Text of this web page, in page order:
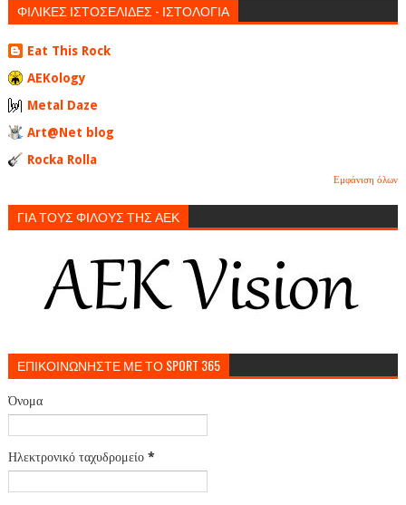
ΦΙΛΙΚΕΣ ΙΣΤΟΣΕΛΙΔΕΣ - ΙΣΤΟΛΟΓΙΑ
Eat This Rock
AEKology
Metal Daze
Art@Net blog
Rocka Rolla
Εμφάνιση όλων
ΓΙΑ ΤΟΥΣ ΦΙΛΟΥΣ ΤΗΣ ΑΕΚ
ΕΠΙΚΟΙΝΩΝΗΣΤΕ ΜΕ ΤΟ SPORT 365
Όνομα
Ηλεκτρονικό ταχυδρομείο *